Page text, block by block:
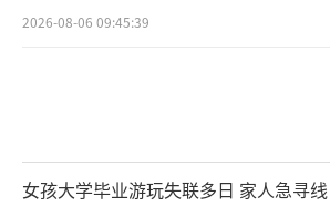
2026-08-06 09:45:39
女孩大学毕业游玩失联多日 家人急寻线